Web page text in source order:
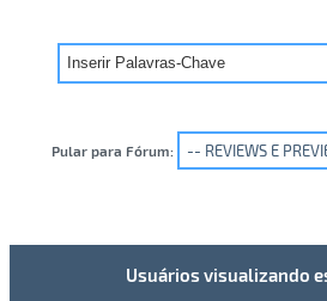
Pular para Fórum:
Usuários visualizando